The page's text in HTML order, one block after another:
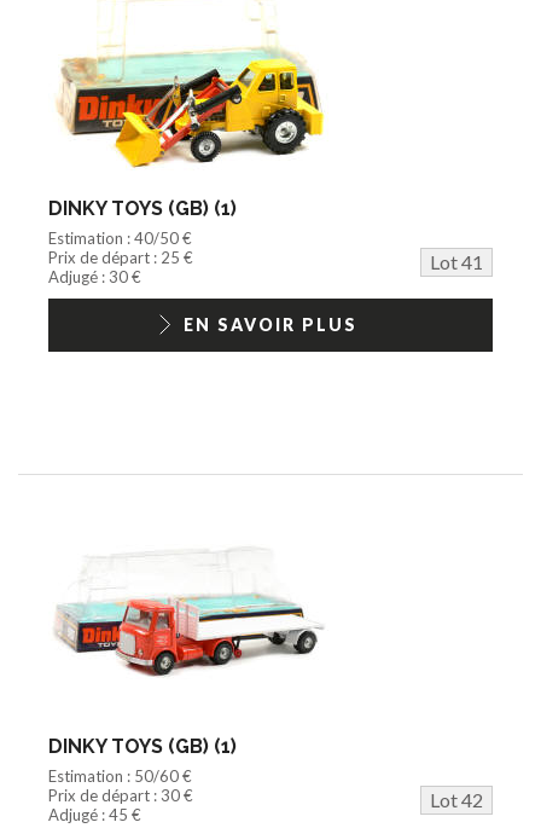
DINKY TOYS (GB) (1)
Estimation : 40/50 €
Prix de départ : 25 €
Lot 41
Adjugé : 30 €
EN SAVOIR PLUS
DINKY TOYS (GB) (1)
Estimation : 50/60 €
Prix de départ : 30 €
Lot 42
Adjugé : 45 €